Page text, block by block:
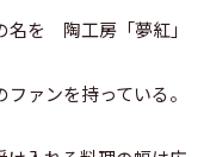
名を 陶工房「夢紅」
ァンを持っている。